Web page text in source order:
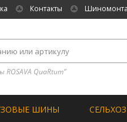
Контакты
QuaRtum”
ШИНЫ